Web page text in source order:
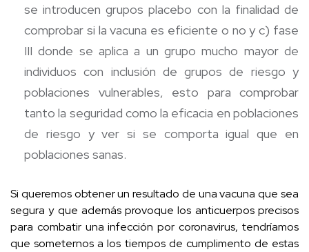
se introducen grupos placebo con la finalidad de
comprobar si la vacuna es eficiente o no y c) fase
III donde se aplica a un grupo mucho mayor de
individuos con inclusión de grupos de riesgo y
poblaciones vulnerables, esto para comprobar
tanto la seguridad como la eficacia en poblaciones
de riesgo y ver si se comporta igual que en
poblaciones sanas.
Si queremos obtener un resultado de una vacuna que sea
segura y que además provoque los anticuerpos precisos
para combatir una infección por coronavirus, tendríamos
que someternos a los tiempos de cumplimento de estas